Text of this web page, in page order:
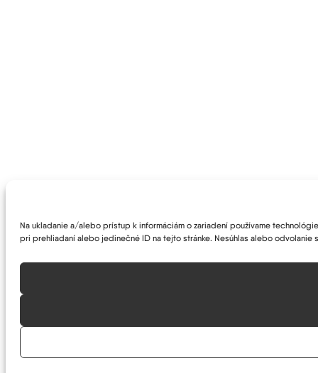
Na ukladanie a/alebo prístup k informáciám o zariadení používame
pri prehliadaní alebo jedinečné ID na tejto stránke. Nesúhlas alebo odvolanie